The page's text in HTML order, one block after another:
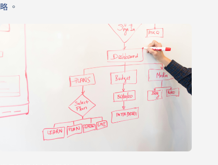
略 。